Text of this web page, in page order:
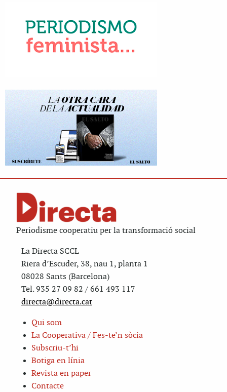
Periodisme cooperatiu per la transformació social
La Directa SCCL
Riera d’Escuder, 38, nau 1, planta 1
08028 Sants (Barcelona)
Tel. 935 27 09 82 / 661 493 117
directa@directa.cat
Qui som
La Cooperativa / Fes-te’n sòcia
Subscriu-t’hi
Botiga en línia
Revista en paper
Contacte